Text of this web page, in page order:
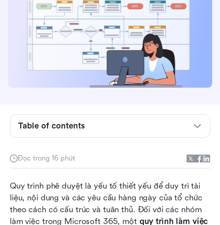
Đọc trong 16 phút
Quy trình phê duyệt là yếu tố thiết yếu để duy trì tài
liệu, nội dung và các yêu cầu hàng ngày của tổ chức
theo cách có cấu trúc và tuân thủ. Đối với các nhóm
làm việc trong Microsoft 365, một quy trình làm việc
Table of contents
Quy trình làm việc phê duyệt SharePoint là gì?
Ví dụ quy trình phê duyệt SharePoint phổ biến
việc phê duyệt tài liệu trong SharePoint Online
duyệt của SharePoint
Gặp Lark: không gian làm việc linh hoạt, thống
nhất cho quy trình phê duyệt của Enterprise